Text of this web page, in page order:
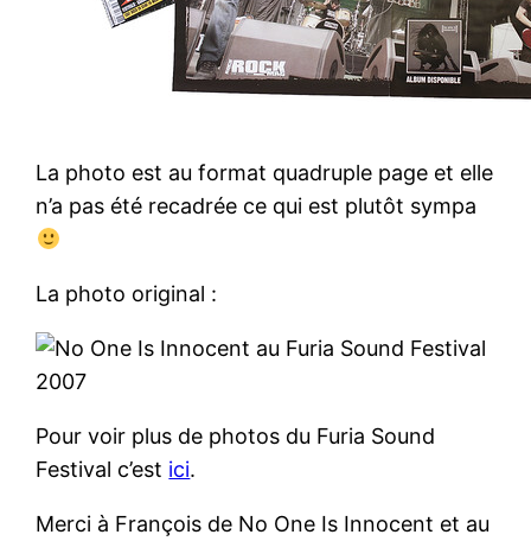
La photo est au format quadruple page et elle
n’a pas été recadrée ce qui est plutôt sympa
La photo original :
Pour voir plus de photos du Furia Sound
Festival c’est ici.
Merci à François de No One Is Innocent et au